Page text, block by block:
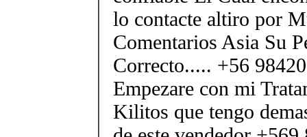
lo contacte altiro por
Comentarios Asia Su
Correcto..... +56
Empezare con mi
Kilitos que tengo